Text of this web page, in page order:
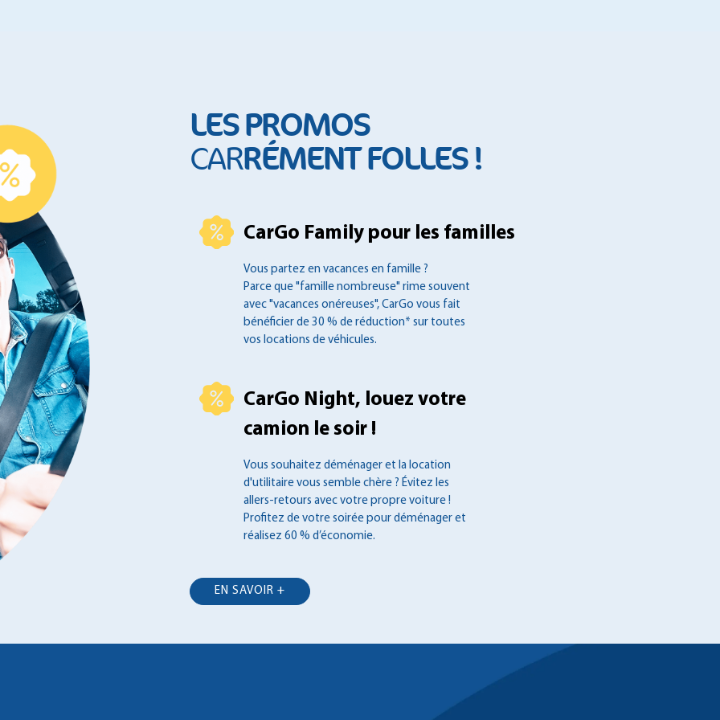
LES PROMOS
CARRÉMENT FOLLES !
CarGo Family pour les familles
Vous partez en vacances en famille ?
Parce que "famille nombreuse" rime souvent
avec "vacances onéreuses", CarGo vous fait
bénéficier de 30 % de réduction* sur toutes
vos locations de véhicules.
CarGo Night, louez votre
camion le soir !
Vous souhaitez déménager et la location
d'utilitaire vous semble chère ? Évitez les
allers-retours avec votre propre voiture !
Profitez de votre soirée pour déménager et
réalisez 60 % d’économie.
EN SAVOIR +